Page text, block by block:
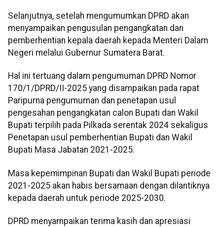
Selanjutnya, setelah mengumumkan DPRD akan
menyampaikan pengusulan pengangkatan dan
pemberhentian kepala daerah kepada Menteri Dalam
Negeri melalui Gubernur Sumatera Barat.
Hal ini tertuang dalam pengumuman DPRD Nomor
170/1/DPRD/II-2025 yang disampaikan pada rapat
Paripurna pengumuman dan penetapan usul
pengesahan pengangkatan calon Bupati dan Wakil
Bupati terpilih pada Pilkada serentak 2024 sekaligus
Penetapan usul pemberhentian Bupati dan Wakil
Bupati Masa Jabatan 2021-2025.
Masa kepemimpinan Bupati dan Wakil Bupati periode
2021-2025 akan habis bersamaan dengan dilantiknya
kepada daerah untuk periode 2025-2030.
DPRD menyampaikan terima kasih dan apresiasi